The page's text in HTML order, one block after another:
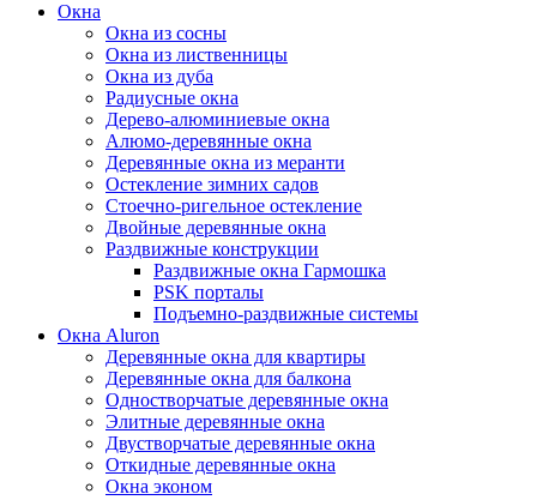
Окна
Окна из сосны
Окна из лиственницы
Окна из дуба
Радиусные окна
Дерево-алюминиевые окна
Алюмо-деревянные окна
Деревянные окна из меранти
Остекление зимних садов
Стоечно-ригельное остекление
Двойные деревянные окна
Раздвижные конструкции
Раздвижные окна Гармошка
PSK порталы
Подъемно-раздвижные системы
Окна Aluron
Деревянные окна для квартиры
Деревянные окна для балкона
Одностворчатые деревянные окна
Элитные деревянные окна
Двустворчатые деревянные окна
Откидные деревянные окна
Окна эконом